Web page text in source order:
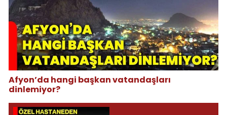
Afyon’da hangi başkan vatandaşları
dinlemiyor?